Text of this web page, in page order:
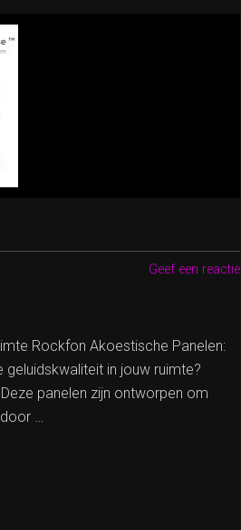
Geef een reactie
Rockfon Akoestische Panelen:
in jouw ruimte?
panelen zijn ontworpen om
…